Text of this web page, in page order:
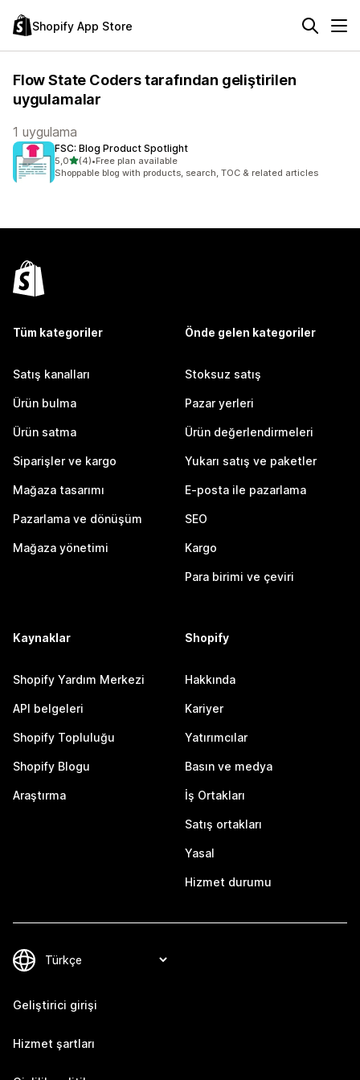
Shopify App Store
Flow State Coders tarafından geliştirilen
uygulamalar
1 uygulama
FSC: Blog Product Spotlight
5,05 yıldız üzerinden
(4)
toplam 4 değerlendirme
•Free plan available
Shoppable blog with products, search, TOC & related articles
Tüm kategoriler
Satış kanalları
Ürün bulma
Ürün satma
Siparişler ve kargo
Mağaza tasarımı
Pazarlama ve dönüşüm
Mağaza yönetimi
Önde gelen kategoriler
Stoksuz satış
Pazar yerleri
Ürün değerlendirmeleri
Yukarı satış ve paketler
E-posta ile pazarlama
SEO
Kargo
Para birimi ve çeviri
Kaynaklar
Shopify Yardım Merkezi
API belgeleri
Shopify Topluluğu
Shopify Blogu
Araştırma
Shopify
Hakkında
Kariyer
Yatırımcılar
Basın ve medya
İş Ortakları
Satış ortakları
Yasal
Hizmet durumu
Geliştirici girişi
Hizmet şartları